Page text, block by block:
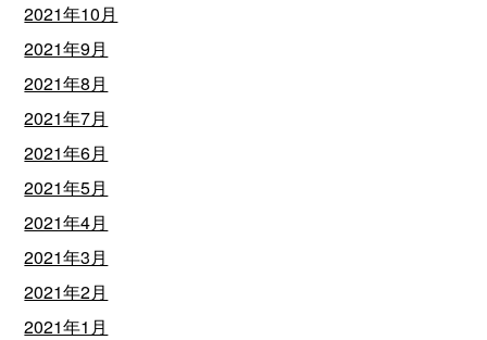
2021年10月
2021年9月
2021年8月
2021年7月
2021年6月
2021年5月
2021年4月
2021年3月
2021年2月
2021年1月